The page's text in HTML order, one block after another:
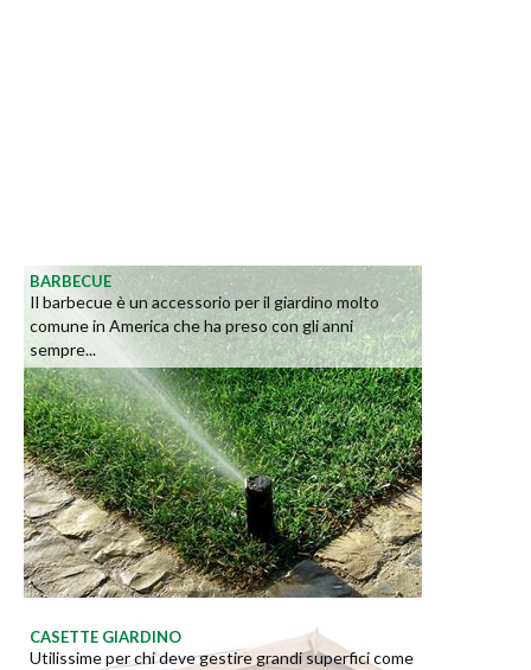
BARBECUE
Il barbecue è un accessorio per il giardino molto
comune in America che ha preso con gli anni
sempre...
CASETTE GIARDINO
Utilissime per chi deve gestire grandi superfici come